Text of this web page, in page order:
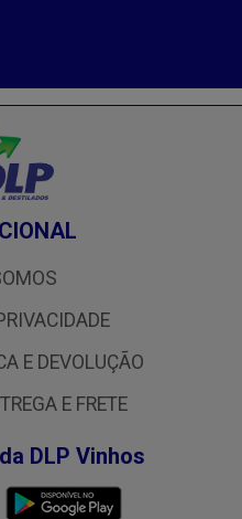
E DEVOLUÇÃO
E FRETE
DLP Vinhos